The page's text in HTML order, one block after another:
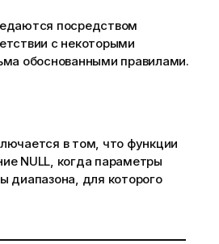
посредством
с некоторыми
обоснованными правилами.
в том, что функции
NULL , когда параметры
диапазона, для которого